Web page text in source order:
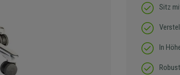
Sitz
In